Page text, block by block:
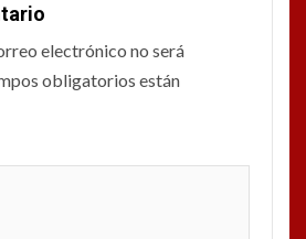
electrónico no será
obligatorios están